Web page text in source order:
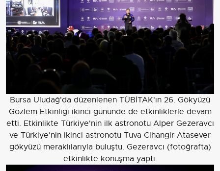
Bursa Uludağ'da düzenlenen TÜBİTAK'ın 26. Gökyüzü
Gözlem Etkinliği ikinci gününde de etkinliklerle devam
etti. Etkinlikte Türkiye'nin ilk astronotu Alper Gezeravcı
ve Türkiye'nin ikinci astronotu Tuva Cihangir Atasever
gökyüzü meraklılarıyla buluştu. Gezeravcı (fotoğrafta)
etkinlikte konuşma yaptı.